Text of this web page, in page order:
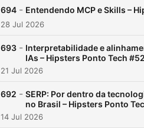
694 - Entendendo MCP e Skills –
28 Jul 2026
693 - Interpretabilidade e
IAs – Hipsters Ponto Tech
21 Jul 2026
692 - SERP: Por dentro da
no Brasil – Hipsters Ponto
14 Jul 2026